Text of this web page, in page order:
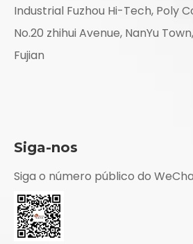
Industrial Fuzhou Hi-Tech, Poly
No.20 zhihui Avenue, NanYu
Fujian
Siga-nos
Siga o número público do